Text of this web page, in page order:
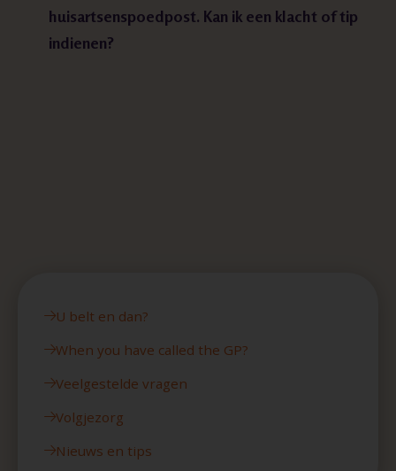
huisartsenspoedpost. Kan ik een klacht of tip
indienen?
U belt en dan?
When you have called the GP?
Veelgestelde vragen
Volgjezorg
Nieuws en tips